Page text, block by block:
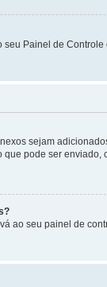
Painel de
sejam
pode ser
ao seu painel de